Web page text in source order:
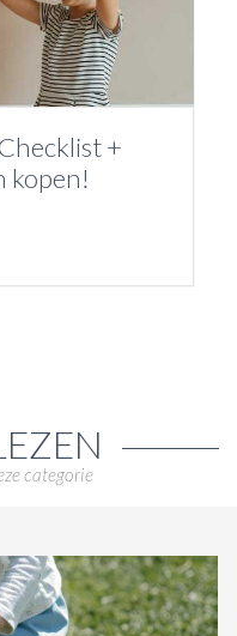
+
kopen!
categorie